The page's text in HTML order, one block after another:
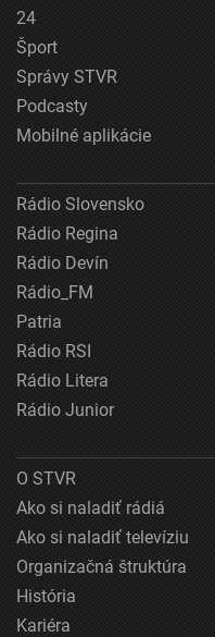
24
Šport
Správy STVR
Podcasty
Mobilné aplikácie
Rádio Slovensko
Rádio Regina
Rádio Devín
Rádio_FM
Patria
Rádio RSI
Rádio Litera
Rádio Junior
O STVR
Ako si naladiť rádiá
Ako si naladiť televíziu
Organizačná štruktúra
História
Kariéra